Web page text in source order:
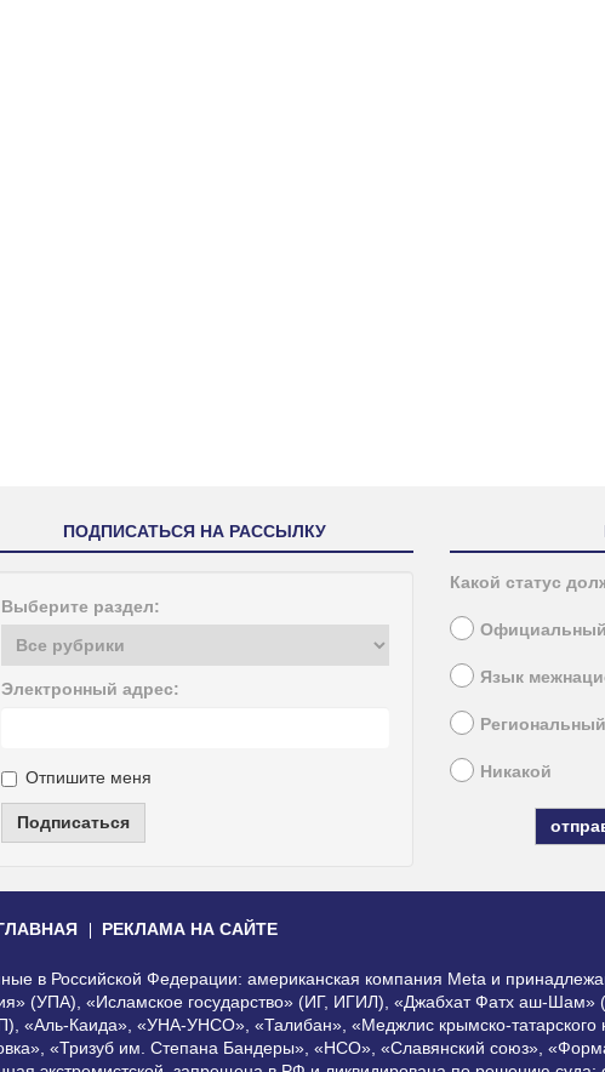
ПОДПИСАТЬСЯ НА РАССЫЛКУ
Выберите раздел:
Электронный адрес:
Отпишите меня
Подписаться
Какой статус
Официальный
Язык
Региональный
Никакой
РЕКЛАМА НА САЙТЕ
в Российской Федерации: американская компания Meta и
(УПА), «Исламское государство» (ИГ, ИГИЛ), «Джабхат Фатх аш-Шам»
«Аль-Каида», «УНА-УНСО», «Талибан», «Меджлис крымско-татарского
«Тризуб им. Степана Бандеры», «НСО», «Славянский союз»,